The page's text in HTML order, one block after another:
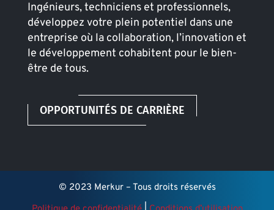
Ingénieurs, techniciens et professionnels,
développez votre plein potentiel dans une
entreprise où la collaboration, l’innovation et
le développement cohabitent pour le bien-
être de tous.
OPPORTUNITÉS DE CARRIÈRE
© 2023 Merkur – Tous droits réservés